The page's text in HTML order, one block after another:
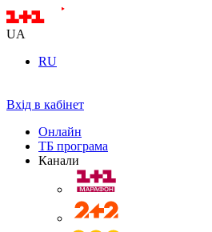
UA
RU
Вхід в кабінет
Онлайн
ТБ програма
Канали